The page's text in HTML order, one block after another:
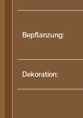
Bepflanzung:
Dekoration: